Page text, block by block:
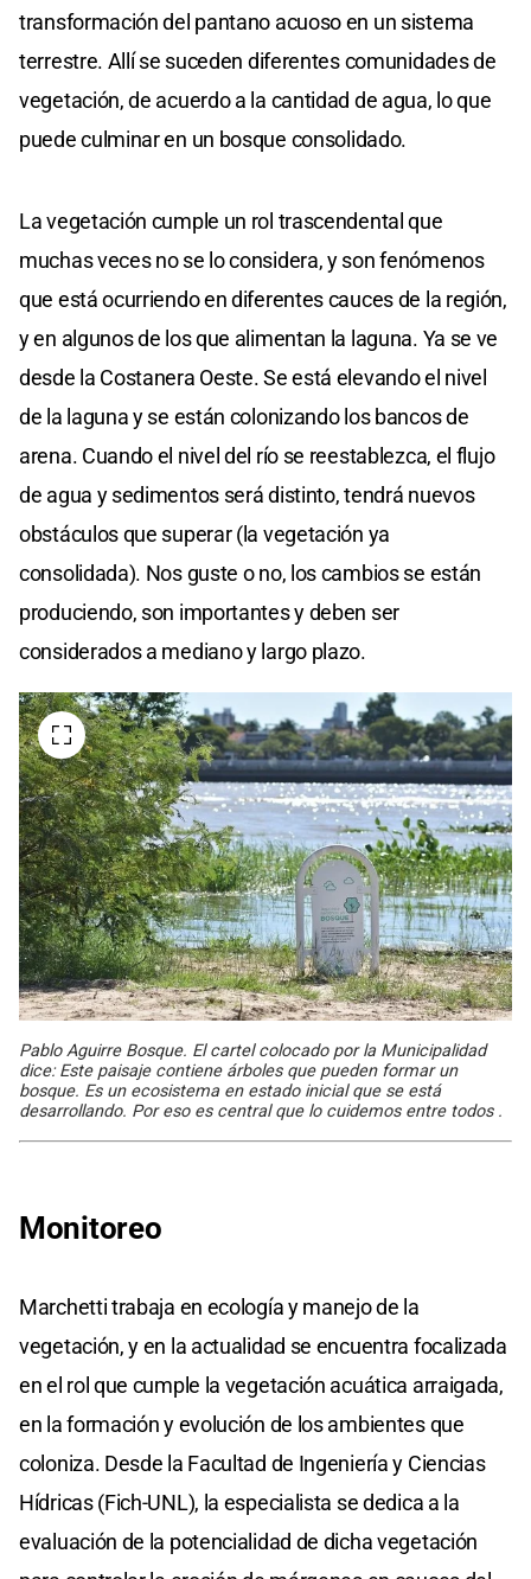
transformación del pantano acuoso en un sistema
terrestre. Allí se suceden diferentes comunidades de
vegetación, de acuerdo a la cantidad de agua, lo que
puede culminar en un bosque consolidado.
La vegetación cumple un rol trascendental que
muchas veces no se lo considera, y son fenómenos
que está ocurriendo en diferentes cauces de la región,
y en algunos de los que alimentan la laguna. Ya se ve
desde la Costanera Oeste. Se está elevando el nivel
de la laguna y se están colonizando los bancos de
arena. Cuando el nivel del río se reestablezca, el flujo
de agua y sedimentos será distinto, tendrá nuevos
obstáculos que superar (la vegetación ya
consolidada). Nos guste o no, los cambios se están
produciendo, son importantes y deben ser
considerados a mediano y largo plazo.
Pablo Aguirre Bosque. El cartel colocado por la Municipalidad
dice: Este paisaje contiene árboles que pueden formar un
bosque. Es un ecosistema en estado inicial que se está
desarrollando. Por eso es central que lo cuidemos entre todos .
Monitoreo
Marchetti trabaja en ecología y manejo de la
vegetación, y en la actualidad se encuentra focalizada
en el rol que cumple la vegetación acuática arraigada,
en la formación y evolución de los ambientes que
coloniza. Desde la Facultad de Ingeniería y Ciencias
Hídricas (Fich-UNL), la especialista se dedica a la
evaluación de la potencialidad de dicha vegetación